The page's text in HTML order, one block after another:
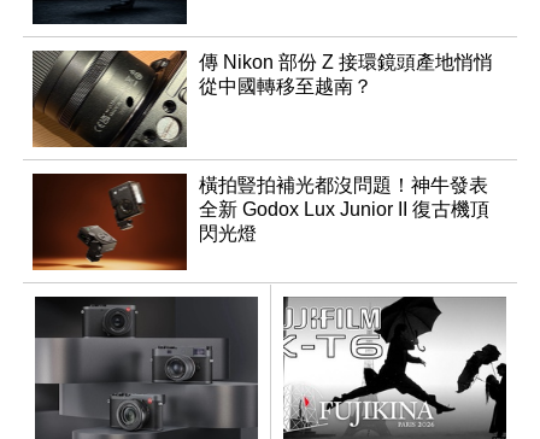
傳 Nikon 部份 Z 接環鏡頭產地悄悄
從中國轉移至越南？
橫拍豎拍補光都沒問題！神牛發表
全新 Godox Lux Junior II 復古機頂
閃光燈